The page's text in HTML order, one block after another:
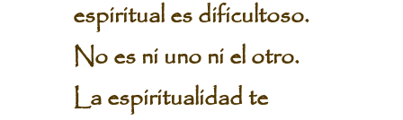
espiritual es dificultoso.
No es ni uno ni el otro.
La espiritualidad te